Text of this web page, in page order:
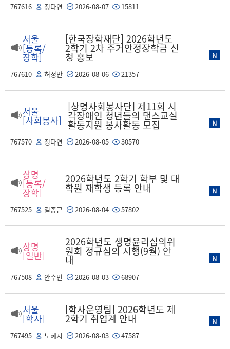
767616 정다연 2026-08-07 15811
서울
[등록/
장학]
[한국장학재단] 2026학년도
2학기 2차 주거안정장학금 신
청 홍보
767610 허정만 2026-08-06 21357
서울
[사회봉사]
[상명사회봉사단] 제11회 시
각장애인 청년들의 댄스교실
활동지원 봉사활동 모집
767570 정다연 2026-08-05 30570
상명
[등록/
장학]
2026학년도 2학기 학부 및 대
학원 재학생 등록 안내
767525 길종근 2026-08-04 57802
상명
[일반]
2026학년도 생명윤리심의위
원회 정규심의 시행(9월) 안
내
767508 안수빈 2026-08-03 68907
서울
[학사]
[학사운영팀] 2026학년도 제
2학기 취업계 안내
767495 노혜지 2026-08-03 47587